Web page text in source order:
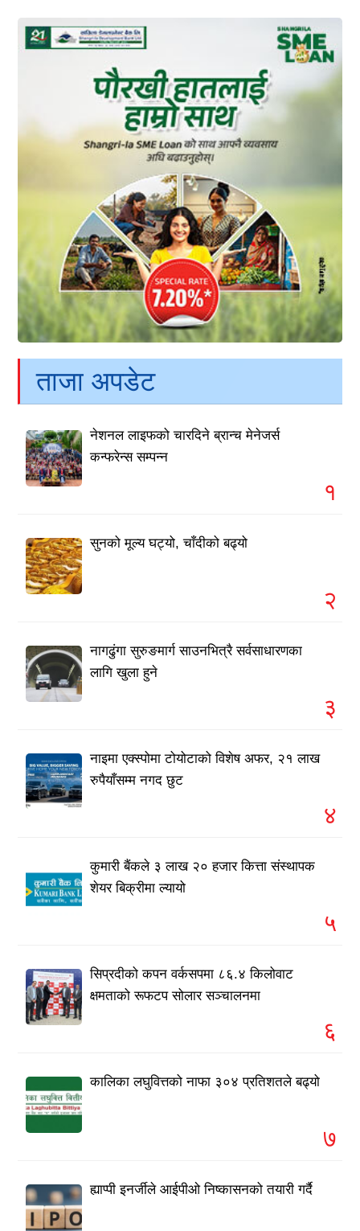
ताजा अपडेट
नेशनल लाइफको चारदिने ब्रान्च मेनेजर्स
कन्फरेन्स सम्पन्न
१
सुनको मूल्य घट्यो, चाँदीको बढ्यो
२
नागढुंगा सुरुङमार्ग साउनभित्रै सर्वसाधारणका
लागि खुला हुने
३
नाइमा एक्स्पोमा टोयोटाको विशेष अफर, २१ लाख
रुपैयाँसम्म नगद छुट
४
कुमारी बैंकले ३ लाख २० हजार कित्ता संस्थापक
शेयर बिक्रीमा ल्यायो
५
सिप्रदीको कपन वर्कसपमा ८६.४ किलोवाट
क्षमताको रूफटप सोलार सञ्चालनमा
६
कालिका लघुवित्तको नाफा ३०४ प्रतिशतले बढ्यो
७
ह्याप्पी इनर्जीले आईपीओ निष्कासनको तयारी गर्दै